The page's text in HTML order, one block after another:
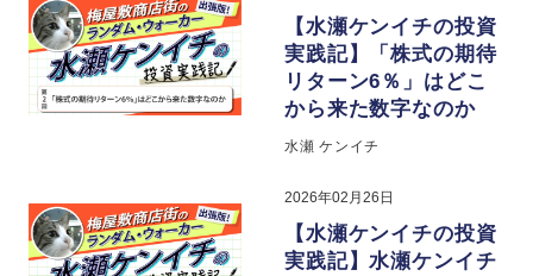
【水瀬ケンイチの投資
実践記】「株式の期待
リターン6％」はどこ
から来た数字なのか
水瀬 ケンイチ
2026年02月26日
【水瀬ケンイチの投資
実践記】水瀬ケンイチ